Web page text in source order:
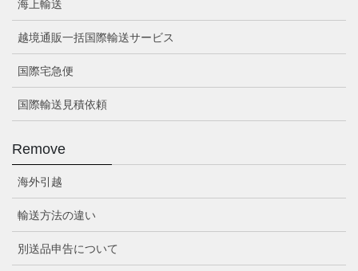
海上輸送
越境通販一括国際輸送サービス
国際宅急便
国際輸送見積依頼
Remove
海外引越
輸送方法の違い
別送品申告について